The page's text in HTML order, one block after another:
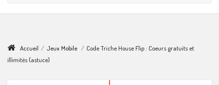
Accueil / Jeux Mobile / Code Triche House Flip : Coeurs gratuits et
illimités (astuce)